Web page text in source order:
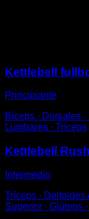
Kettlebell
Principiante
Bíceps ∙ Dorsales
Lumbares ∙ Tríceps
Kettlebell Rush
Intermedio
Tríceps ∙ Deltoides
Superior ∙ Glúteos